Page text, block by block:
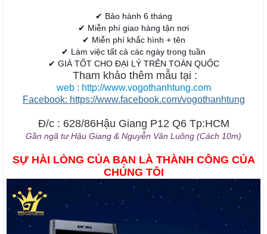
✔ Bảo hành 6 tháng
✔ Miễn phí giao hàng tận nơi
✔ Miễn phí khắc hình + tên
✔ Làm việc tất cả các ngày trong tuần
✔ GIÁ TỐT CHO ĐẠI LÝ TRÊN TOÀN QUỐC
Tham khảo thêm mẫu tại :
web : http://www.vogothanhtung.com
Facebook: https://www.facebook.com/vogothanhtung
Đ/c : 628/86Hậu Giang P12 Q6 Tp:HCM
Gần ngã tư Hậu Giang & Nguyễn Văn Luông (Cách 10m)
SỰ HÀI LÒNG CỦA BẠN LÀ THÀNH CÔNG CỦA
CHÚNG TÔI